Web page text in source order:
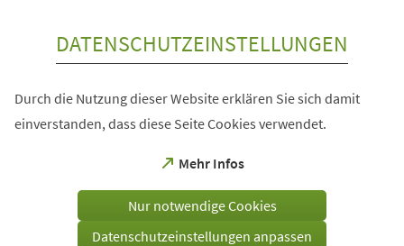
DATENSCHUTZEINSTELLUNGEN
Durch die Nutzung dieser Website erklären Sie sich damit
einverstanden, dass diese Seite Cookies verwendet.
Mehr Infos
(Öffnet
einem
Tab)
Nur notwendige Cookies
Datenschutzeinstellungen anpassen